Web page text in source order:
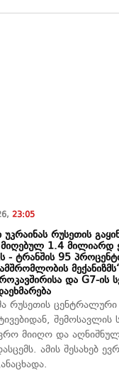
23:05
უკრაინას რუსეთის
მიღებულ 1.4 მილიარდ
- ტრანშის 95
და G7-ის
რუსეთის ცენტრალური
შემოსავლის
მიიღო და აღნიშნულ
ამის შესახებ